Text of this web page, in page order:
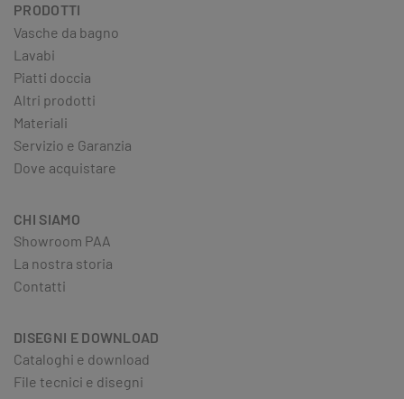
PRODOTTI
Vasche da bagno
Lavabi
Piatti doccia
Altri prodotti
Materiali
Servizio e Garanzia
Dove acquistare
CHI SIAMO
Showroom PAA
La nostra storia
Contatti
DISEGNI E DOWNLOAD
Cataloghi e download
File tecnici e disegni